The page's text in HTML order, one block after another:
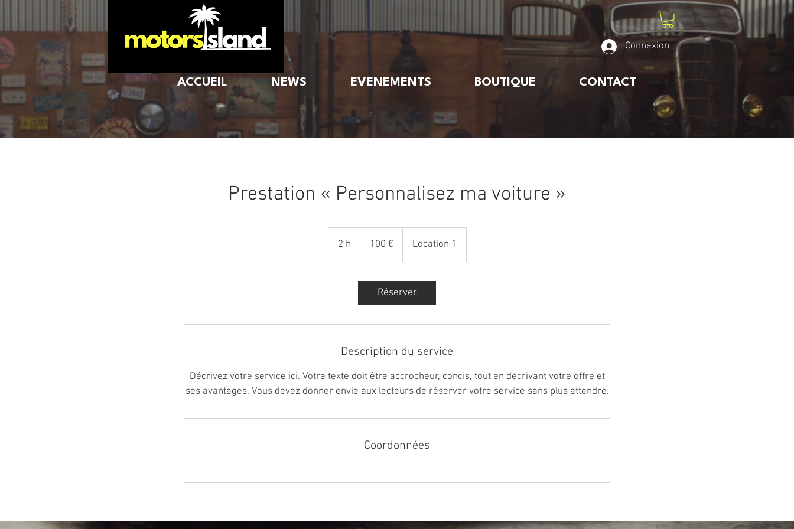
Connexion
ACCUEIL NEWS EVENEMENTS BOUTIQUE CONTACT
Prestation « Personnalisez ma voiture »
2 h
h
100 € Location 1
Réserver
Description du service
Décrivez votre service ici. Votre texte doit être accrocheur, concis, tout en décrivant votre offre et
ses avantages. Vous devez donner envie aux lecteurs de réserver votre service sans plus attendre.
Coordonnées